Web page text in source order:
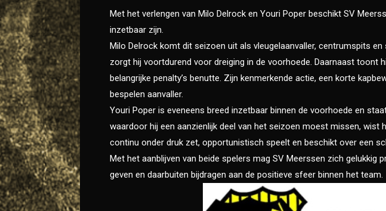
Met het verlengen van Milo Delrock en Youri Poper beschikt SV
inzetbaar zijn.
Milo Delrock komt dit seizoen uit als vleugelaanvaller, centrumspits
zorgt hij voortdurend voor dreiging in de voorhoede. Daarnaast
belangrijke penalty’s benutte. Zijn kenmerkende actie, een korte
bespelen aanvaller.
Youri Poper is eveneens breed inzetbaar binnen de voorhoede en
waardoor hij een aanzienlijk deel van het seizoen moest missen,
continu onder druk zet, opportunistisch speelt en beschikt over een
Met het aanblijven van beide spelers mag SV Meerssen zich gelukkig
geven en daarbuiten bijdragen aan de positieve sfeer binnen het team.